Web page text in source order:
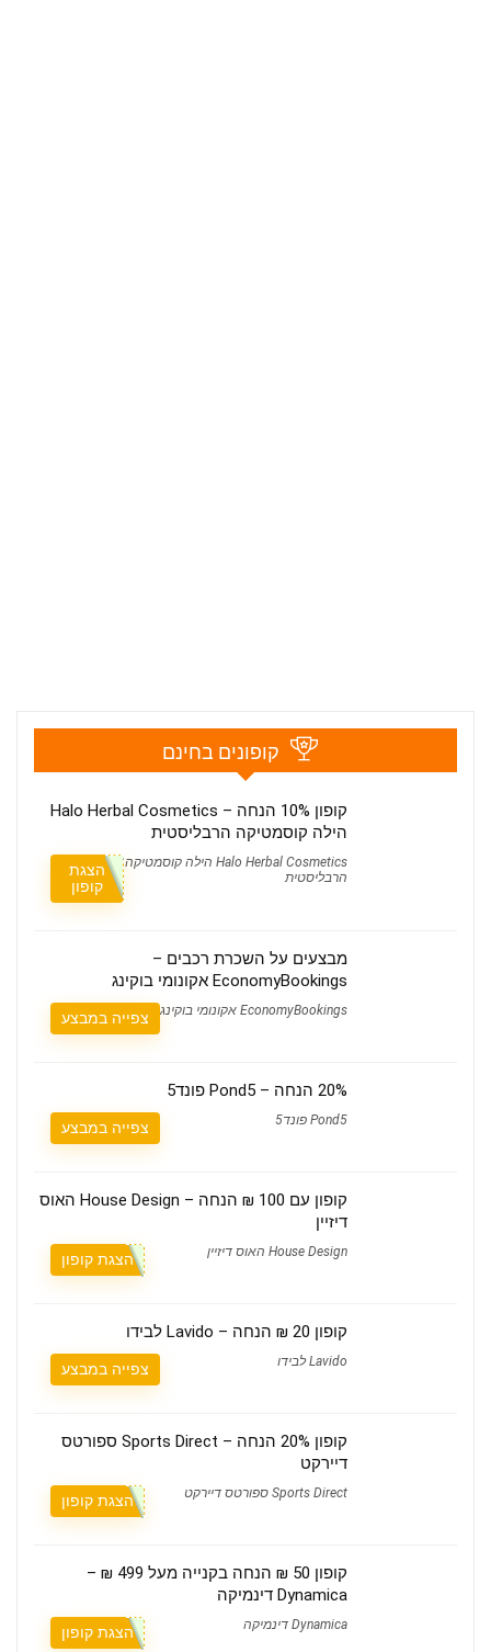
קופונים בחינם
קופון 10% הנחה – Halo Herbal Cosmetics
הילה קוסמטיקה הרבליסטית
Halo Herbal Cosmetics הילה קוסמטיקה
הרבליסטית
הצגת
קופון
מבצעים על השכרת רכבים –
EconomyBookings אקונומי בוקינג
EconomyBookings אקונומי בוקינג צפייה במבצע
20% הנחה – Pond5 פונד5
Pond5 פונד5 צפייה במבצע
קופון עם 100 ₪ הנחה – House Design האוס
דיזיין
House Design האוס דיזיין הצגת קופון
קופון 20 ₪ הנחה – Lavido לבידו
Lavido לבידו צפייה במבצע
קופון 20% הנחה – Sports Direct ספורטס
דיירקט
Sports Direct ספורטס דיירקט הצגת קופון
קופון 50 ₪ הנחה בקנייה מעל 499 ₪ –
Dynamica דינמיקה
Dynamica דינמיקה הצגת קופון